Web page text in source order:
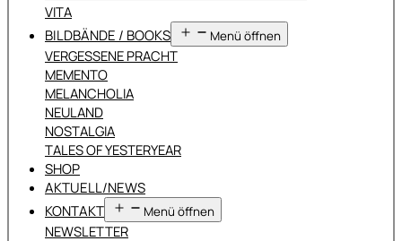
VITA
BILDBÄNDE / BOOKS Menü öffnen
VERGESSENE PRACHT
MEMENTO
MELANCHOLIA
NEULAND
NOSTALGIA
TALES OF YESTERYEAR
SHOP
AKTUELL/NEWS
KONTAKT
Menü öffnen
NEWSLETTER